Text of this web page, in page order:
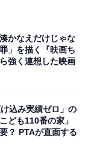
を保持し、地
、社会に大き
。
かなえだけじゃな
」を描く『映画ち
強く連想した映画
込み実績ゼロ」の
ども110番の家」
？ PTAが直面する